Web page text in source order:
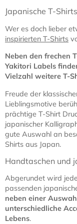
Japanische T-
Wer es doch lieber
inspirierten T-Shirts
Neben den frechen
Yakitori Labels
Vielzahl weitere T-
Freude der
Lieblingsmotive
prächtige T-Shirt
japanischer
gute Auswahl an
Shirts aus Japan.
Handtaschen und
Abgerundet wird
passenden
neben einer
unterschiedliche
Lebens.